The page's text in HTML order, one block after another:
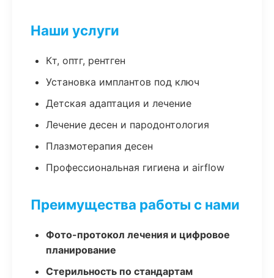
Наши услуги
Кт, оптг, рентген
Установка имплантов под ключ
Детская адаптация и лечение
Лечение десен и пародонтология
Плазмотерапия десен
Профессиональная гигиена и airflow
Преимущества работы с нами
Фото-протокол лечения и цифровое
планирование
Стерильность по стандартам